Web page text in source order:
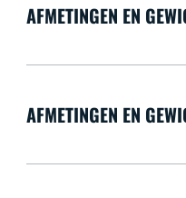
AFMETINGEN EN
AFMETINGEN EN